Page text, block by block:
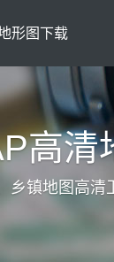
形图下载
高清
乡镇地图高